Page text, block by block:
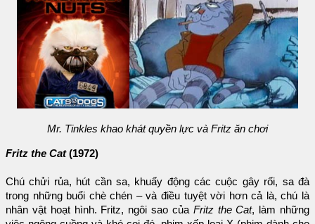
Mr. Tinkles khao khát quyền lực và Fritz ăn chơi
Fritz the Cat(1972)
Chú chửi rủa, hút cần sa, khuấy động các cuộc gây rối, sa đà
trong những buổi chè chén – và điều tuyệt vời hơn cả là, chú là
nhân vật hoạt hình. Fritz, ngôi sao của Fritz the Cat, làm những